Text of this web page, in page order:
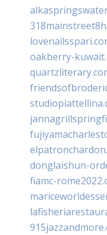
oakberry-
donglaishun-
fiamc-